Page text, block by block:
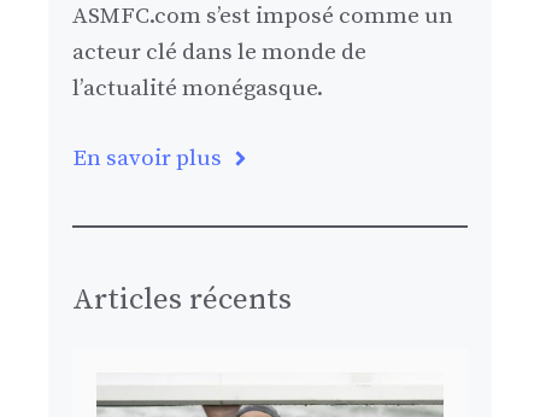
ASMFC.com s’est imposé comme un
acteur clé dans le monde de
l’actualité monégasque.
En savoir plus
Articles récents